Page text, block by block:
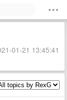
01-21 13:45:41